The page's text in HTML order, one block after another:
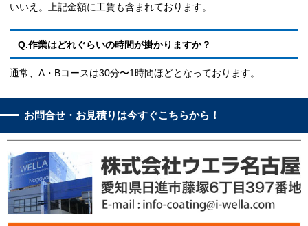
いいえ。上記金額に工賃も含まれております。
Q.作業はどれぐらいの時間が掛かりますか？
通常、A・Bコースは30分〜1時間ほどとなっております。
お問合せ・お見積りは今すぐこちらから！